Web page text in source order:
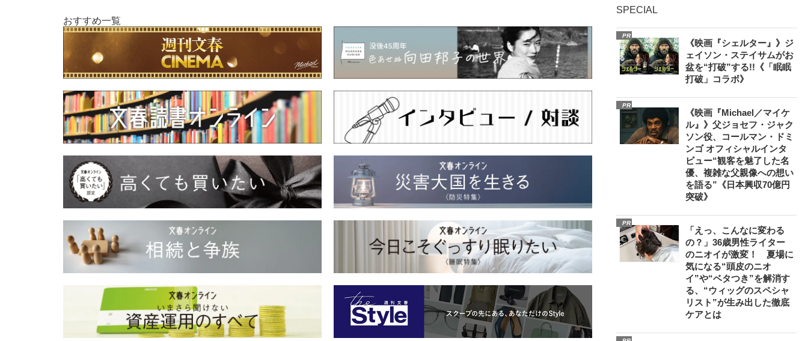
おすすめ一覧
SPECIAL
PR
《映画『シェルター』》ジ
ェイソン・ステイサムがお
盆を“打破”する!!《「眠眠
打破」コラボ》
PR
《映画『Michael／マイケ
ル』》父ジョセフ・ジャク
ソン役、コールマン・ドミ
ンゴ オフィシャルインタ
ビュー“観客を魅了した名
優、複雑な父親像への想い
を語る”《日本興収70億円
突破》
PR
「えっ、こんなに変わる
の？」36歳男性ライター
のニオイが激変！ 夏場に
気になる“頭皮のニオ
イ”や“ベタつき”を解消す
る、“ウィッグのスペシャ
リスト”が生み出した徹底
ケアとは